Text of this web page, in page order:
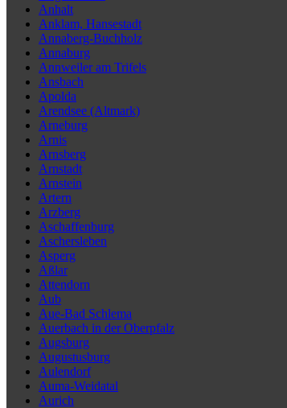
Anhalt
Anklam, Hansestadt
Annaberg-Buchholz
Annaburg
Annweiler am Trifels
Ansbach
Apolda
Arendsee (Altmark)
Arneburg
Arnis
Arnsberg
Arnstadt
Arnstein
Artern
Arzberg
Aschaffenburg
Aschersleben
Asperg
Aßlar
Attendorn
Aub
Aue-Bad Schlema
Auerbach in der Oberpfalz
Augsburg
Augustusburg
Aulendorf
Auma-Weidatal
Aurich